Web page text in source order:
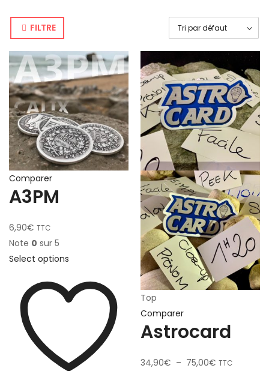
FILTRE
Comparer
A3PM
6,90€ TTC
Note 0 sur 5
Select options
Top
Comparer
Astrocard
34,90€ – 75,00€ TTC